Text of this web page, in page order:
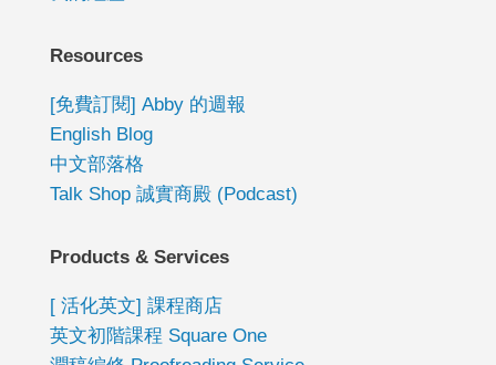
Resources
[免費訂閱] Abby 的週報
English Blog
中文部落格
Talk Shop 誠實商殿 (Podcast)
Products & Services
[ 活化英文] 課程商店
英文初階課程 Square One